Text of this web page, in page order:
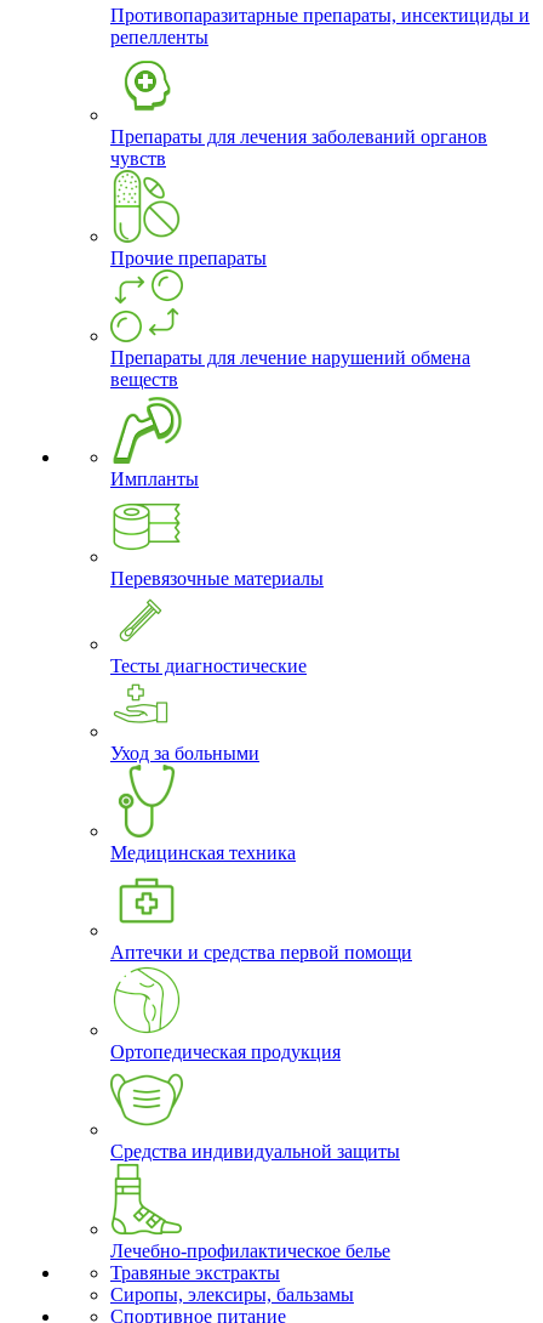
Противопаразитарные препараты, инсектициды и
репелленты
Препараты для лечения заболеваний органов
чувств
Прочие препараты
Препараты для лечение нарушений обмена
веществ
Импланты
Перевязочные материалы
Тесты диагностические
Уход за больными
Медицинская техника
Аптечки и средства первой помощи
Ортопедическая продукция
Средства индивидуальной защиты
Лечебно-профилактическое белье
Травяные экстракты
Сиропы, элексиры, бальзамы
Спортивное питание